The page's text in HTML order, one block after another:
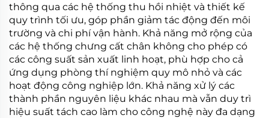
thông qua các hệ thống thu hồi nhiệt và thiết kế
quy trình tối ưu, góp phần giảm tác động đến môi
trường và chi phí vận hành. Khả năng mở rộng của
các hệ thống chưng cất chân không cho phép có
các công suất sản xuất linh hoạt, phù hợp cho cả
ứng dụng phòng thí nghiệm quy mô nhỏ và các
hoạt động công nghiệp lớn. Khả năng xử lý các
thành phần nguyên liệu khác nhau mà vẫn duy trì
hiệu suất tách cao làm cho công nghệ này đa dạng